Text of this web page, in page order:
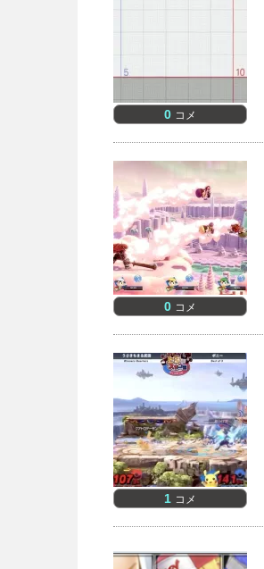
0 コメ
0 コメ
1 コメ